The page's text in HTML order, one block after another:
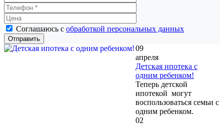
Соглашаюсь с обработкой персональных данных
09
апреля
Детская ипотека с
одним ребенком!
Теперь детской
ипотекой могут
воспользоваться семьи с
одним ребенком.
02